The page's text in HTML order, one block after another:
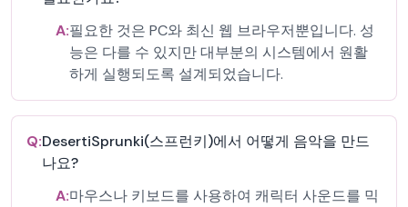
A:필요한 것은 PC와 최신 웹 브라우저뿐입니다. 성
능은 다를 수 있지만 대부분의 시스템에서 원활
하게 실행되도록 설계되었습니다.
Q:DesertiSprunki(스프런키)에서 어떻게 음악을 만드
나요?
A:마우스나 키보드를 사용하여 캐릭터 사운드를 믹